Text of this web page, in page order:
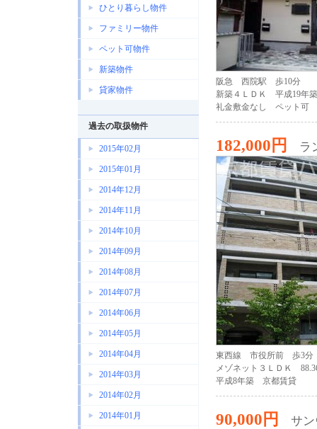
阪急 西院駅 歩10分
新築４ＬＤＫ 平成19年築
礼金敷金なし ペット可
182,000円 ラ
東西線 市役所前 歩3分
メゾネット３ＬＤＫ
平成8年築 京都賃貸
90,000円 サ
ひとり暮らし物件
ファミリー物件
ペット可物件
新築物件
貸家物件
過去の取扱物件
2015年02月
2015年01月
2014年12月
2014年11月
2014年10月
2014年09月
2014年08月
2014年07月
2014年06月
2014年05月
2014年04月
2014年03月
2014年02月
2014年01月